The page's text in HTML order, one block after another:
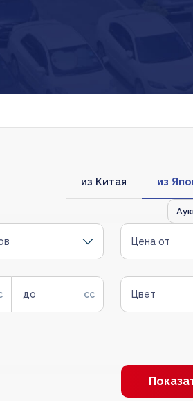
из Китая из
Цена от
до Цвет